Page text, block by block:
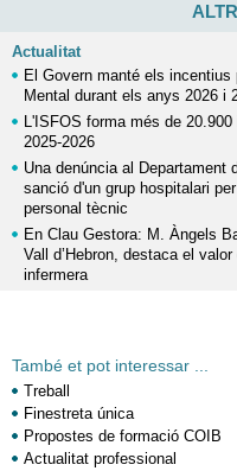
Actualitat
El Govern manté els
Mental durant els anys 2026 i
L'ISFOS forma més de
2025-2026
Una denúncia al Departament
sanció d'un grup hospitalari
personal tècnic
En Clau Gestora: M. Àngels
Vall d’Hebron, destaca el
infermera
També et pot interessar ...
Treball
Finestreta única
Propostes de formació COIB
Actualitat professional